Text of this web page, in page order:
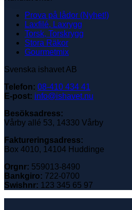
Prova på lådor (Nyhet!)
Laxfilé, Laxrygg
Torsk, Torskrygg
Stora Räkor
Gourmetmix
Svenska ishavet AB
Telefon: 08-410 434 41
E-post: info@ishavet.nu
Besöksadress:
Vårby allé 53, 14330 Vårby
Faktureringsadress:
Box 4010, 14104 Huddinge
Orgnr: 559013-8490
Bankgiro: 722-0700
Swishnr: 123 345 65 97